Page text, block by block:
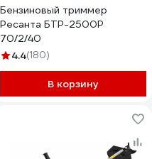
Бензиновый триммер
Ресанта БТР-2500Р
70/2/40
4.4(180)
В корзину